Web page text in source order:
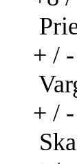
+ / -
+ / -